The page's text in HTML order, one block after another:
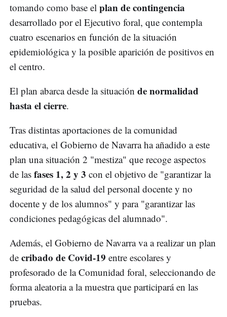
tomando como base el plan de contingencia
desarrollado por el Ejecutivo foral, que contempla
cuatro escenarios en función de la situación
epidemiológica y la posible aparición de positivos en
el centro.
El plan abarca desde la situación de normalidad
hasta el cierre.
Tras distintas aportaciones de la comunidad
educativa, el Gobierno de Navarra ha añadido a este
plan una situación 2 "mestiza" que recoge aspectos
de las fases 1, 2 y 3 con el objetivo de "garantizar la
seguridad de la salud del personal docente y no
docente y de los alumnos" y para "garantizar las
condiciones pedagógicas del alumnado".
Además, el Gobierno de Navarra va a realizar un plan
de cribado de Covid-19 entre escolares y
profesorado de la Comunidad foral, seleccionando de
forma aleatoria a la muestra que participará en las
pruebas.